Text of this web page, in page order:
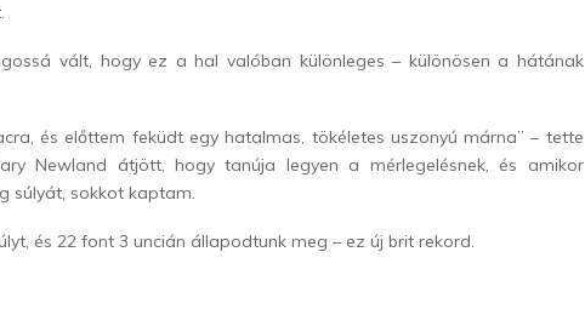
vált, hogy ez a hal valóban különleges – különösen a hátának
és előttem feküdt egy hatalmas, tökéletes uszonyú márna” – tette
Newland átjött, hogy tanúja legyen a mérlegelésnek, és amikor
súlyát, sokkot kaptam.
és 22 font 3 uncián állapodtunk meg – ez új brit rekord.